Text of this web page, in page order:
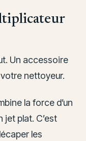
Un accessoire
nettoyeur.
la force d’un
jet plat. C’est
les